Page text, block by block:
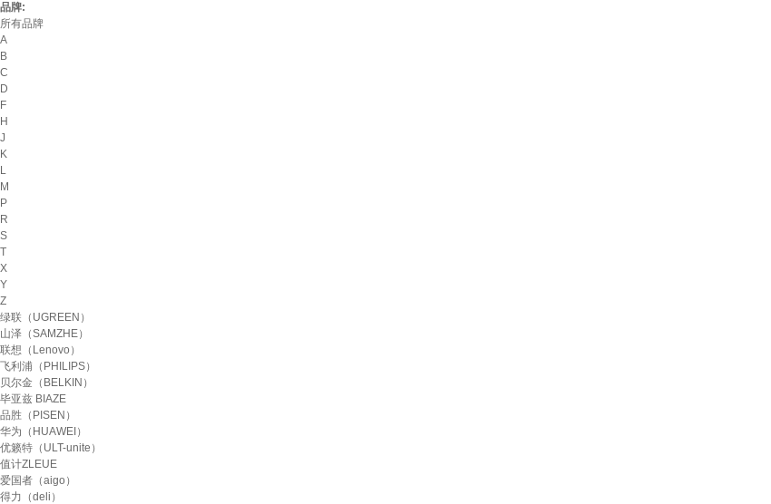
品牌:
所有品牌
A
B
C
D
F
H
J
K
L
M
P
R
S
T
X
Y
Z
绿联（UGREEN）
山泽（SAMZHE）
联想（Lenovo）
飞利浦（PHILIPS）
贝尔金（BELKIN）
毕亚兹 BIAZE
品胜（PISEN）
华为（HUAWEI）
优籁特（ULT-unite）
值计ZLEUE
爱国者（aigo）
得力（deli）